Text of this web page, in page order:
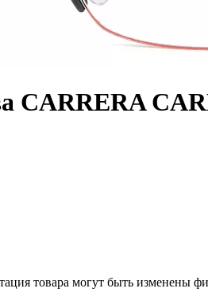
CARRERA
товара могут быть изменены